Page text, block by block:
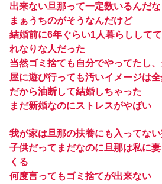
出来ない旦那って一定数いるんだな
まぁうちのがそうなんだけど
結婚前に6年ぐらい1人暮らしして
れなりな人だった
当然ゴミ捨ても自分でやってたし
屋に遊び行っても汚いイメージは
だから油断して結婚しちゃった
まだ新婚なのにストレスがやばい
我が家は旦那の扶養にも入ってない
子供だってまだなのに旦那は私に
くる
何度言ってもゴミ捨てが出来ない